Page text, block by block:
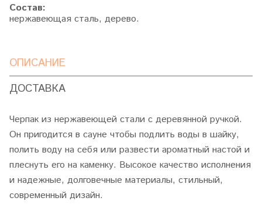
Состав:
нержавеющая сталь, дерево.
ОПИСАНИЕ
ДОСТАВКА
Черпак из нержавеющей стали с деревянной ручкой.
Он пригодится в сауне чтобы подлить воды в шайку,
полить воду на себя или развести ароматный настой и
плеснуть его на каменку. Высокое качество исполнения
и надежные, долговечные материалы, стильный,
современный дизайн.